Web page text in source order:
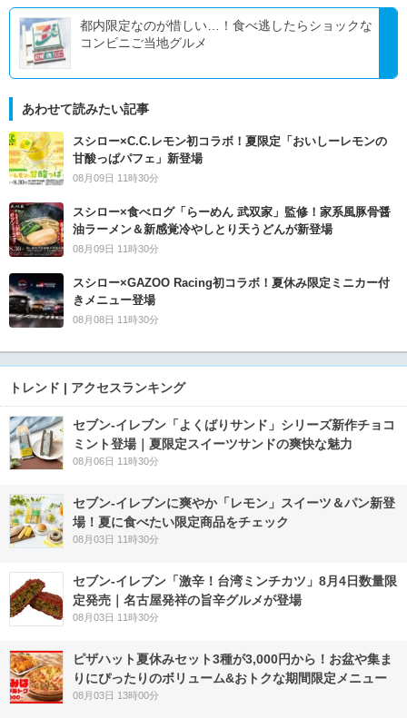
都内限定なのが惜しい…！食べ逃したらショックな
コンビニご当地グルメ
あわせて読みたい記事
スシロー×C.C.レモン初コラボ！夏限定「おいしーレモンの
甘酸っぱパフェ」新登場
08月09日 11時30分
スシロー×食べログ「らーめん 武双家」監修！家系風豚骨醤
油ラーメン＆新感覚冷やしとり天うどんが新登場
08月09日 11時30分
スシロー×GAZOO Racing初コラボ！夏休み限定ミニカー付
きメニュー登場
08月08日 11時30分
トレンド | アクセスランキング
セブン‐イレブン「よくばりサンド」シリーズ新作チョコ
ミント登場｜夏限定スイーツサンドの爽快な魅力
08月06日 11時30分
セブン‐イレブンに爽やか「レモン」スイーツ＆パン新登
場！夏に食べたい限定商品をチェック
08月03日 11時30分
セブン-イレブン「激辛！台湾ミンチカツ」8月4日数量限
定発売｜名古屋発祥の旨辛グルメが登場
08月03日 11時30分
ピザハット夏休みセット3種が3,000円から！お盆や集ま
りにぴったりのボリューム&おトクな期間限定メニュー
08月03日 13時00分